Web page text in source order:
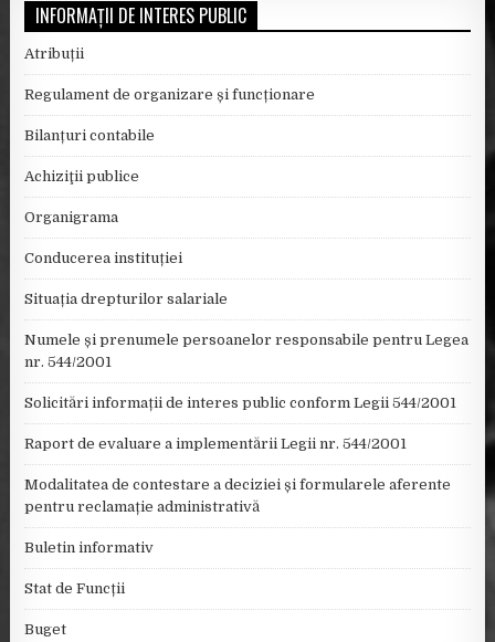
h
o
r
:
INFORMAȚII DE INTERES PUBLIC
Atribuții
Regulament de organizare și funcționare
Bilanțuri contabile
Achiziţii publice
Organigrama
Conducerea instituției
Situația drepturilor salariale
Numele și prenumele persoanelor responsabile pentru Legea
nr. 544/2001
Solicitări informații de interes public conform Legii 544/2001
Raport de evaluare a implementării Legii nr. 544/2001
Modalitatea de contestare a deciziei și formularele aferente
pentru reclamație administrativă
Buletin informativ
Stat de Funcții
Buget